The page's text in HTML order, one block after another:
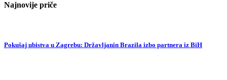
Najnovije priče
Pokušaj ubistva u Zagrebu: Državljanin Brazila izbo partnera iz BiH